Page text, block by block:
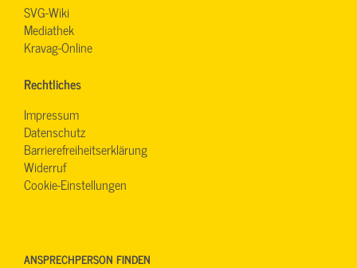
SVG-Wiki
Mediathek
Kravag-Online
Rechtliches
Impressum
Datenschutz
Barrierefreiheitserklärung
Widerruf
Cookie-Einstellungen
ANSPRECHPERSON FINDEN